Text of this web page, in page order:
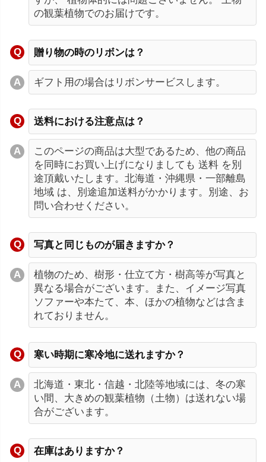
の観葉植物でのお届けです。
贈り物の時のリボンは？
ギフト用の場合はリボンサービスします。
送料における注意点は？
このページの商品は大型であるため、他の商品
を同時にお買い上げになりましても 送料 を別
途頂戴いたします。北海道・沖縄県・一部離島
地域 は、別途追加送料がかかります。別途、お
問い合わせください。
写真と同じものが届きますか？
植物のため、樹形・仕立て方・樹高等が写真と
異なる場合がございます。また、イメージ写真
ソファーや本たて、本、ほかの植物などは含ま
れておりません。
寒い時期に寒冷地に送れますか？
北海道・東北・信越・北陸等地域には、冬の寒
い間、大きめの観葉植物（土物）は送れない場
合がございます。
在庫はありますか？